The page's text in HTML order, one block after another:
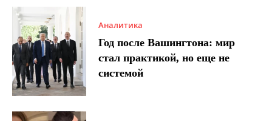
Аналитика
Год после Вашингтона: мир
стал практикой, но еще не
системой